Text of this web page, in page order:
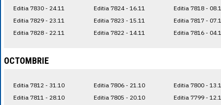
Editia 7830 - 24.11
Editia 7829 - 23.11
Editia 7828 - 22.11
Editia 7824 - 16.11
Editia 7823 - 15.11
Editia 7822 - 14.11
Editia 7818 -
Editia 7817 -
Editia 7816 -
OCTOMBRIE
Editia 7812 - 31.10
Editia 7811 - 28.10
Editia 7806 - 21.10
Editia 7805 - 20.10
Editia 7800 -
Editia 7799 -